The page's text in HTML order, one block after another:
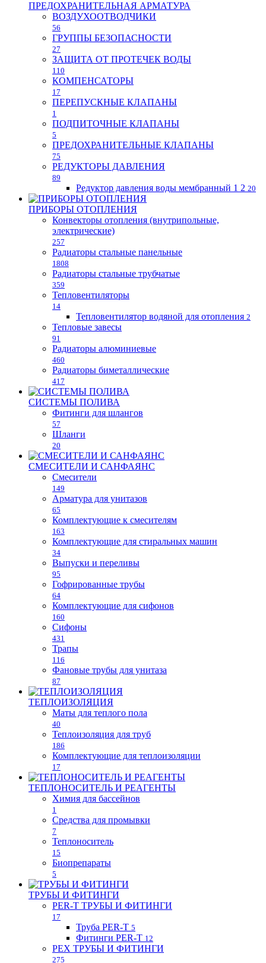
ПРЕДОХРАНИТЕЛЬНАЯ АРМАТУРА
ВОЗДУХООТВОДЧИКИ
56
ГРУППЫ БЕЗОПАСНОСТИ
27
ЗАЩИТА ОТ ПРОТЕЧЕК ВОДЫ
110
КОМПЕНСАТОРЫ
17
ПЕРЕПУСКНЫЕ КЛАПАНЫ
1
ПОДПИТОЧНЫЕ КЛАПАНЫ
5
ПРЕДОХРАНИТЕЛЬНЫЕ КЛАПАНЫ
75
РЕДУКТОРЫ ДАВЛЕНИЯ
89
Редуктор давления воды мембранный 1 2 20
ПРИБОРЫ ОТОПЛЕНИЯ
Конвекторы отопления (внутрипольные,
электрические)
257
Радиаторы стальные панельные
1808
Радиаторы стальные трубчатые
359
Тепловентиляторы
14
Тепловентилятор водяной для отопления 2
Тепловые завесы
91
Радиаторы алюминиевые
460
Радиаторы биметаллические
417
СИСТЕМЫ ПОЛИВА
Фитинги для шлангов
57
Шланги
20
СМЕСИТЕЛИ И САНФАЯНС
Смесители
149
Арматура для унитазов
65
Комплектующие к смесителям
163
Комплектующие для стиральных машин
34
Выпуски и переливы
95
Гофрированные трубы
64
Комплектующие для сифонов
160
Сифоны
431
Трапы
116
Фановые трубы для унитаза
87
ТЕПЛОИЗОЛЯЦИЯ
Маты для теплого пола
40
Теплоизоляция для труб
186
Комплектующие для теплоизоляции
17
ТЕПЛОНОСИТЕЛЬ И РЕАГЕНТЫ
Химия для бассейнов
1
Средства для промывки
7
Теплоноситель
15
Биопрепараты
5
ТРУБЫ И ФИТИНГИ
PER-T ТРУБЫ И ФИТИНГИ
17
Труба PER-T 5
Фитинги PER-T 12
PEX ТРУБЫ И ФИТИНГИ
275